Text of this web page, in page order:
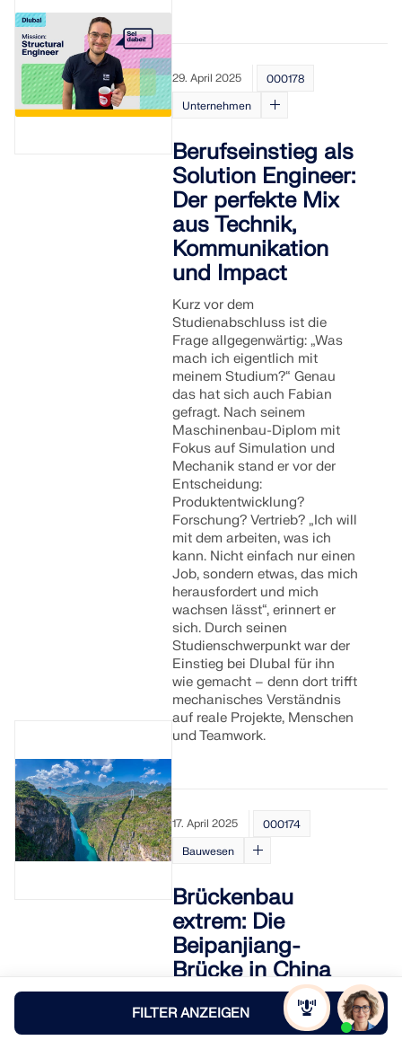
FILTER ANZEIGEN
29. April 2025
000178
Unternehmen
Berufseinstieg als
Solution Engineer:
Der perfekte Mix
aus Technik,
Kommunikation
und Impact
Kurz vor dem
Studienabschluss ist die
Frage allgegenwärtig: „Was
mach ich eigentlich mit
meinem Studium?“ Genau
das hat sich auch Fabian
gefragt. Nach seinem
Maschinenbau-Diplom mit
Fokus auf Simulation und
Mechanik stand er vor der
Entscheidung:
Produktentwicklung?
Forschung? Vertrieb? „Ich will
mit dem arbeiten, was ich
kann. Nicht einfach nur einen
Job, sondern etwas, das mich
herausfordert und mich
wachsen lässt“, erinnert er
sich. Durch seinen
Studienschwerpunkt war der
Einstieg bei Dlubal für ihn
wie gemacht – denn dort trifft
mechanisches Verständnis
auf reale Projekte, Menschen
und Teamwork.
17. April 2025
000174
Bauwesen
Brückenbau
extrem: Die
Beipanjiang-
Brücke in China
Brücken verbinden
Menschen, Städte,
Wirtschaftsstandorte. Die